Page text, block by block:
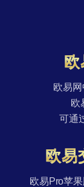
欧易
欧
可通
欧易
欧易Pro苹